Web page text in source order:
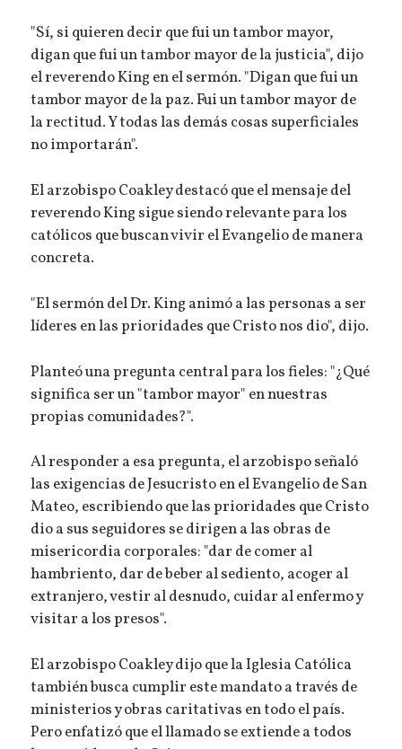
"Sí, si quieren decir que fui un tambor mayor,
digan que fui un tambor mayor de la justicia", dijo
el reverendo King en el sermón. "Digan que fui un
tambor mayor de la paz. Fui un tambor mayor de
la rectitud. Y todas las demás cosas superficiales
no importarán".
El arzobispo Coakley destacó que el mensaje del
reverendo King sigue siendo relevante para los
católicos que buscan vivir el Evangelio de manera
concreta.
"El sermón del Dr. King animó a las personas a ser
líderes en las prioridades que Cristo nos dio", dijo.
Planteó una pregunta central para los fieles: "¿Qué
significa ser un "tambor mayor" en nuestras
propias comunidades?".
Al responder a esa pregunta, el arzobispo señaló
las exigencias de Jesucristo en el Evangelio de San
Mateo, escribiendo que las prioridades que Cristo
dio a sus seguidores se dirigen a las obras de
misericordia corporales: "dar de comer al
hambriento, dar de beber al sediento, acoger al
extranjero, vestir al desnudo, cuidar al enfermo y
visitar a los presos".
El arzobispo Coakley dijo que la Iglesia Católica
también busca cumplir este mandato a través de
ministerios y obras caritativas en todo el país.
Pero enfatizó que el llamado se extiende a todos